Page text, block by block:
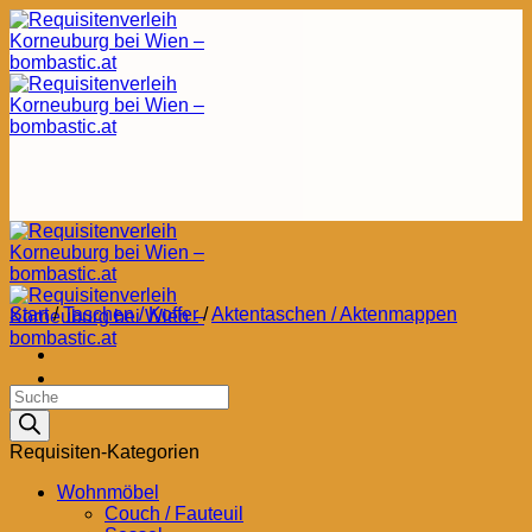
Zum
Inhalt
springen
Start / Taschen / Koffer /Aktentaschen / Aktenmappen
Products
search
Requisiten-Kategorien
Wohnmöbel
Couch / Fauteuil